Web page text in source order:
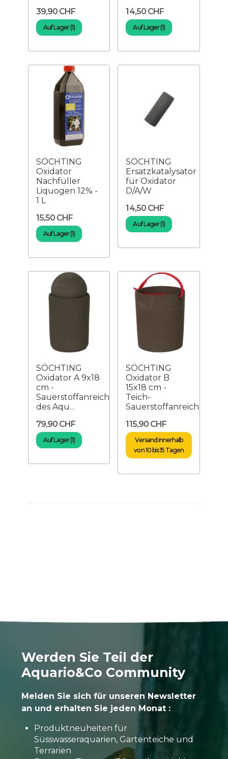
39,90 CHF
Auf Lager (1)
14,50 CHF
Auf Lager (1)
SÖCHTING
Oxidator
Nachfüller
Liquogen 12% -
1 L
15,50 CHF
Auf Lager (1)
SÖCHTING
Ersatzkatalysator
für Oxidator
D/A/W
14,50 CHF
Auf Lager (1)
SÖCHTING
Oxidator A 9x18
cm -
Sauerstoffanreicherung
des Aqu...
79,90 CHF
Auf Lager (1)
SÖCHTING
Oxidator B
15x18 cm -
Teich-
Sauerstoffanreicherung
115,90 CHF
Versand innerhalb
von 10 bis 15 Tagen
Werden Sie Teil der
Aquario&Co Community
Melden Sie sich für unseren Newsletter
an und erhalten Sie jeden Monat :
Produktneuheiten für
Süsswasseraquarien, Gartenteiche und
Terrarien